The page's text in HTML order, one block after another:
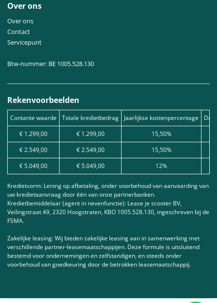
Over ons
Over ons
Contact
Servicepunt
Btw-nummer: BE 1005.528.130
Rekenvoorbeelden
Contante waarde Totale kredietbedrag Jaarlijkse kostenpercentage
€ 1.299,00
€ 1.299,00
15,50%
€ 2.549,00
€ 2.549,00
15,50%
€ 5.049,00
€ 5.049,00 12%
Kredietvorm: Lening op afbetaling, onder voorbehoud van aanvaarding van
uw kredietaanvraag door één van onze partnerbanken.
Kredietbemiddelaar (agent in nevenfunctie): Lease je scooter BV,
Veilingstraat 49, 2320 Hoogstraten, KBO 1005.528.130, ingeschreven bij de
FSMA.
Zakelijke leasing: Wij bieden zakelijke leasing aan in samenwerking met
verschillende partner-leasemaatschappijen. Deze formule is uitsluitend
bestemd voor ondernemingen en zelfstandigen, en steeds onder
voorbehoud van goedkeuring door de betrokken leasemaatschappij.